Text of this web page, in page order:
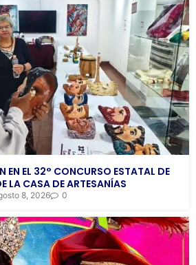
EN EL 32° CONCURSO ESTATAL DE
LA CASA DE ARTESANÍAS
8, 2026 0